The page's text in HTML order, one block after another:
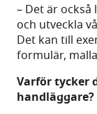
– Det är
och utveckla
Det kan till
formulär,
Varför tycker
handläggare?